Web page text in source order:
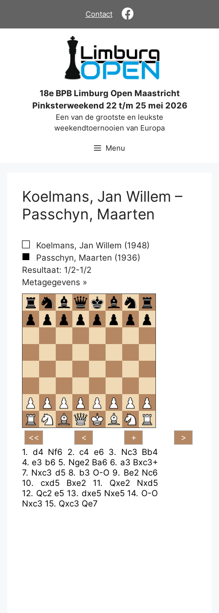
de
Contact
18e BPB Limburg Open Maastricht
Pinksterweekend 22 t/m 25 mei 2026
Een van de grootste en leukste
weekendtoernooien van Europa
Menu
Koelmans, Jan Willem –
Passchyn, Maarten
Koelmans, Jan Willem (1948)
Passchyn, Maarten (1936)
Resultaat: 1/2-1/2
Metagegevens »
om
te
openen.
1. d4 Nf6 2. c4 e6 3. Nc3 Bb4
4.e3 b6 5. Nge2 Ba6 6. a3 Bxc3+
7. Nxc3 d5 8. b3 O-O 9. Be2 Nc6
10. cxd5 Bxe2 11. Qxe2
Nxd5
12. Qc2 e5 13. dxe5 Nxe5 14. O-O
Nxc3 15. Qxc3 Qe7